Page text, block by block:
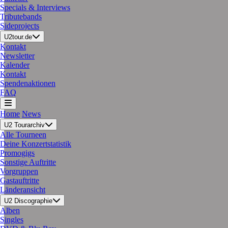
Specials & Interviews
Tributebands
Sideprojects
U2tour.de
Kontakt
Newsletter
Kalender
Kontakt
Spendenaktionen
FAQ
Home News
U2 Tourarchiv
Alle Tourneen
Deine Konzertstatistik
Promogigs
Sonstige Auftritte
Vorgruppen
Gastauftritte
Länderansicht
U2 Discographie
Alben
Singles